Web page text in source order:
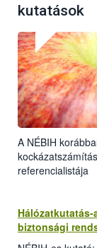
kutatások
A NÉBIH
referencialistája
biztonsági